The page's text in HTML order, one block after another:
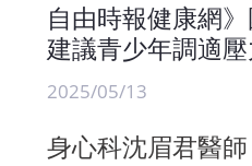
自由時報健康網
建議青少年調適
2025/05/13
身心科沈眉君醫師